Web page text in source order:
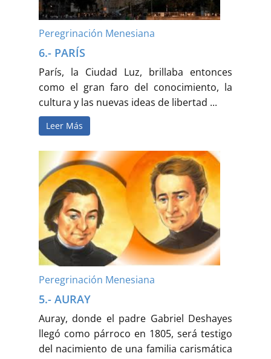
Peregrinación Menesiana
6.- PARÍS
París, la Ciudad Luz, brillaba entonces
como el gran faro del conocimiento, la
cultura y las nuevas ideas de libertad ...
Leer Más
Peregrinación Menesiana
5.- AURAY
Auray, donde el padre Gabriel Deshayes
llegó como párroco en 1805, será testigo
del nacimiento de una familia carismática